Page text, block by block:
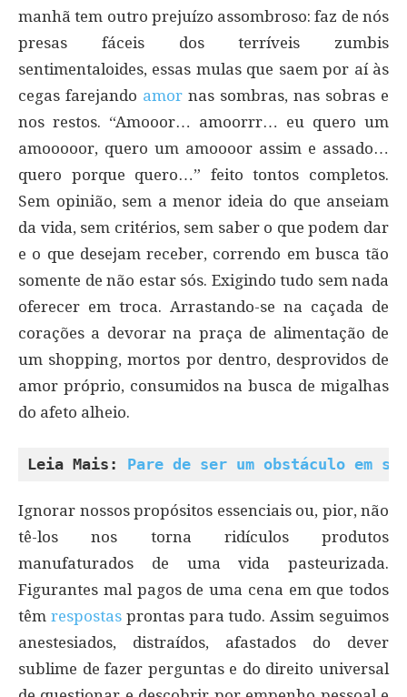
manhã tem outro prejuízo assombroso: faz de nós
presas fáceis dos terríveis zumbis
sentimentaloides, essas mulas que saem por aí às
cegas farejando amor nas sombras, nas sobras e
nos restos. “Amooor… amoorrr… eu quero um
amooooor, quero um amoooor assim e assado…
quero porque quero…” feito tontos completos.
Sem opinião, sem a menor ideia do que anseiam
da vida, sem critérios, sem saber o que podem dar
e o que desejam receber, correndo em busca tão
somente de não estar sós. Exigindo tudo sem nada
oferecer em troca. Arrastando-se na caçada de
corações a devorar na praça de alimentação de
um shopping, mortos por dentro, desprovidos de
amor próprio, consumidos na busca de migalhas
do afeto alheio.
Leia Mais: Pare de ser um obstáculo em
Ignorar nossos propósitos essenciais ou, pior, não
tê-los nos torna ridículos produtos
manufaturados de uma vida pasteurizada.
Figurantes mal pagos de uma cena em que todos
têm respostas prontas para tudo. Assim seguimos
anestesiados, distraídos, afastados do dever
sublime de fazer perguntas e do direito universal